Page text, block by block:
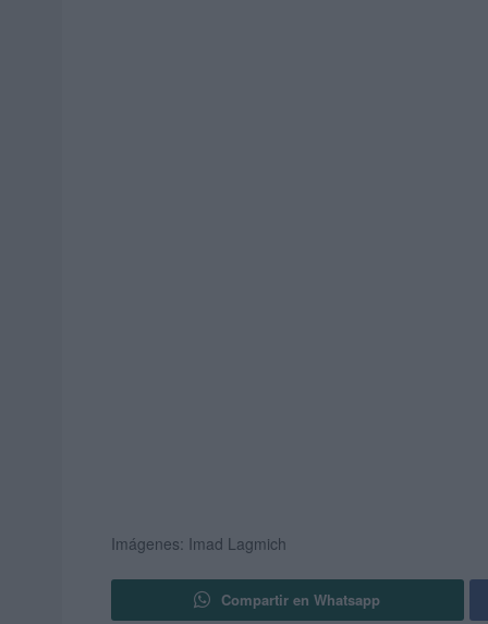
Imágenes: Imad Lagmich
Compartir en Whatsapp